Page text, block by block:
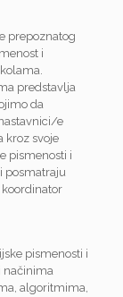
prepoznatog
i
predstavlja
da
e
kroz svoje
pismenosti i
posmatraju
koordinator
pismenosti i
načinima
algoritmima,